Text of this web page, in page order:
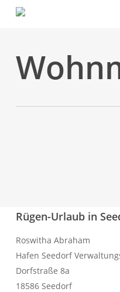
Rügen-Urlaub in
Roswitha Abraham
Hafen Seedorf
Dorfstraße 8a
18586 Seedorf